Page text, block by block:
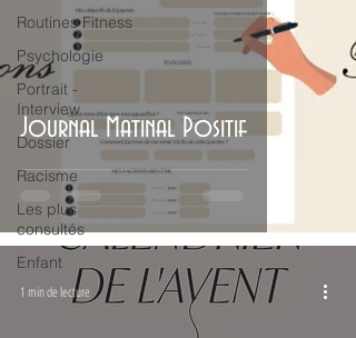
Routines Fitness
Psychologie
Portrait -
Interview
Dossier
Racisme
Les plus
consultés
Enfant
Journal Matinal Positif
1 min de lecture